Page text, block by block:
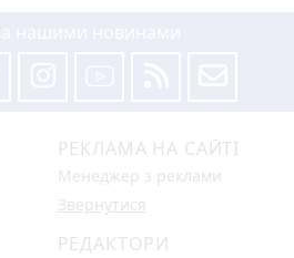
РЕКЛАМА НА САЙТІ
Менеджер з реклами
Звернутися
РЕДАКТОРИ